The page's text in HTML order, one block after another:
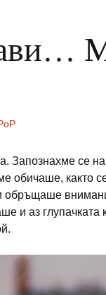
Запознахме се
обичаше, както
обръщаше
и аз глупачката